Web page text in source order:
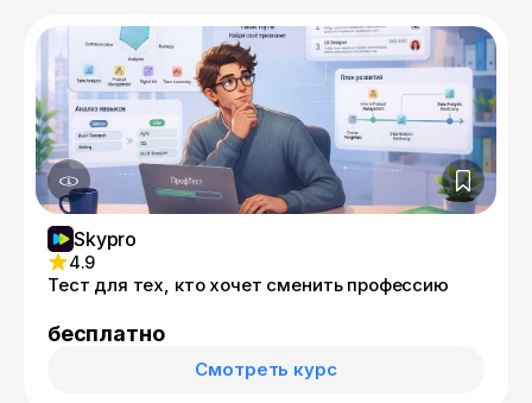
Skypro
4.9
Тест для тех, кто хочет сменить профессию
бесплатно
Смотреть курс